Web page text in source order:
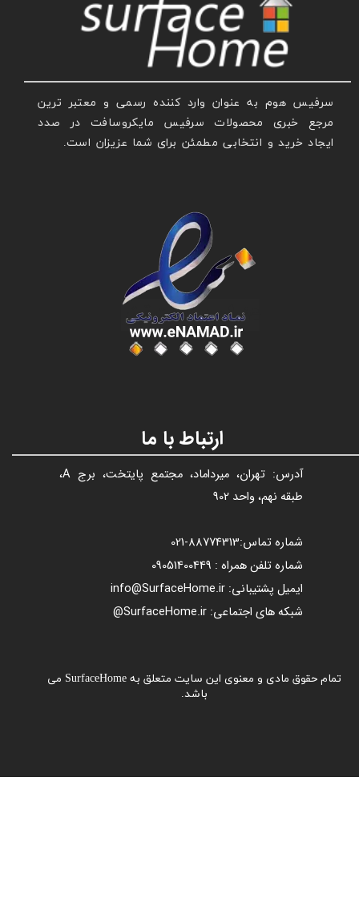
سرفیس هوم به عنوان وارد کننده رسمی و معتبر ترین
مرجع خبری محصولات سرفیس مایکروسافت در صدد
ایجاد خرید و انتخابی مطمئن برای شما عزیزان است.
عنوان با فونت تیتر
آدرس: تهران، میرداماد، مجتمع پایتخت، برج A،
طبقه نهم، واحد 902
شماره تماس:88774313​​​​​​​
-021​​​​​​​
شماره تلفن همراه : 09051400449
ایمیل پشتیبانی: info@SurfaceHome.ir
شبکه های اجتماعی: SurfaceHome.ir@
تمام حقوق مادی و معنوی این سایت متعلق به SurfaceHome می
باشد.
ارتباط با ما